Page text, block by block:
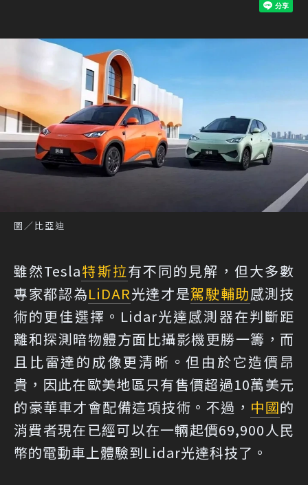
圖／比亞迪
雖然Tesla特斯拉有不同的見解，但大多數
專家都認為LiDAR光達才是駕駛輔助感測技
術的更佳選擇。Lidar光達感測器在判斷距
離和探測暗物體方面比攝影機更勝一籌，而
且比雷達的成像更清晰。但由於它造價昂
貴，因此在歐美地區只有售價超過10萬美元
的豪華車才會配備這項技術。不過， 中國的
消費者現在已經可以在一輛起價69,900人民
幣的電動車上體驗到Lidar光達科技了。